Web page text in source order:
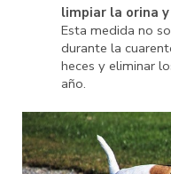
limpiar la orina
Esta medida no
durante la
heces y eliminar
año.